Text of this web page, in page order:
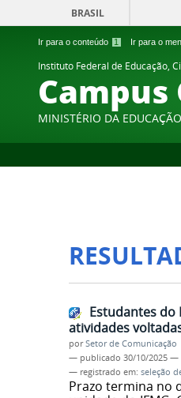
Ir para o conteúdo 1 Ir para o
BRASIL
Instituto Federal de Educação,
MINISTÉRIO DA EDUCAÇÃO
Estudantes do
atividades
porSetor de Comunicação
— publicado 30/10/2025 —
— registrado em: seleção
Prazo termina no